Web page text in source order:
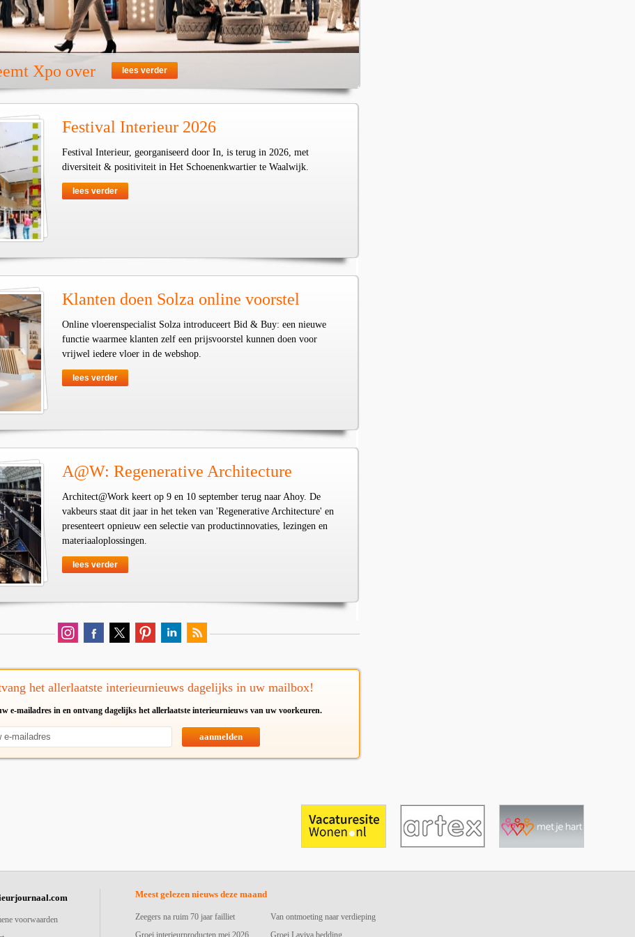
Xpo over lees verder
Festival Interieur 2026
Festival Interieur, georganiseerd door In, is terug in 2026, met
diversiteit & positiviteit in Het Schoenenkwartier te Waalwijk.
lees verder
Klanten doen Solza online voorstel
Online vloerenspecialist Solza introduceert Bid & Buy: een nieuwe
functie waarmee klanten zelf een prijsvoorstel kunnen doen voor
vrijwel iedere vloer in de webshop.
lees verder
A@W: Regenerative Architecture
Architect@Work keert op 9 en 10 september terug naar Ahoy. De
vakbeurs staat dit jaar in het teken van 'Regenerative Architecture' en
presenteert opnieuw een selectie van productinnovaties, lezingen en
materiaaloplossingen.
lees verder
het allerlaatste interieurnieuws dagelijks in uw mailbox!
e-mailadres in en ontvang dagelijks het allerlaatste interieurnieuws van uw voorkeuren.
aanmelden
voorwaarden
Meest gelezen nieuws deze maand
Zeegers na ruim 70 jaar failliet
Groei interieurproducten mei 2026
Van ontmoeting naar verdieping
Groei Laviva bedding